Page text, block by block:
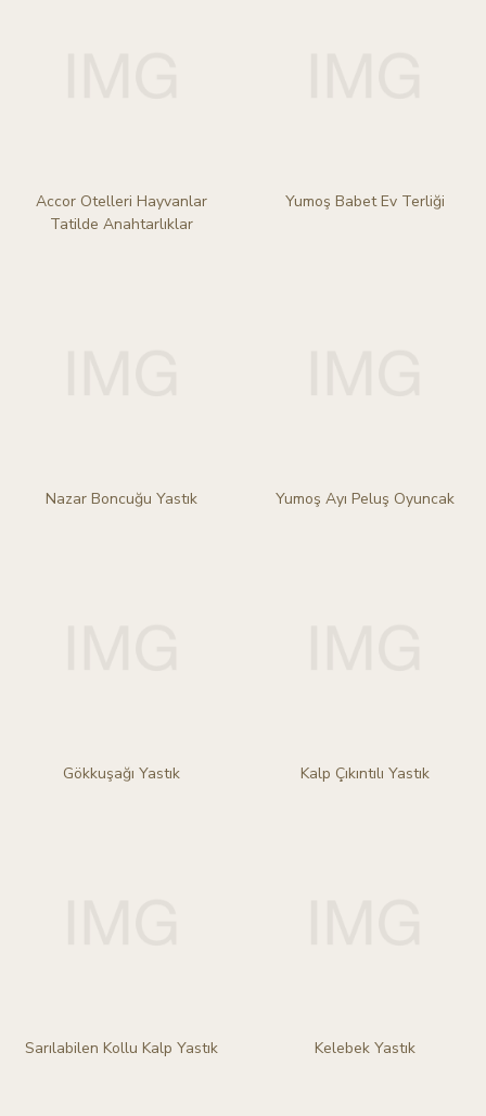
Accor Otelleri Hayvanlar
Tatilde Anahtarlıklar
Yumoş Babet Ev Terliği
Nazar Boncuğu Yastık Yumoş Ayı Peluş Oyuncak
Gökkuşağı Yastık Kalp Çıkıntılı Yastık
Sarılabilen Kollu Kalp Yastık Kelebek Yastık